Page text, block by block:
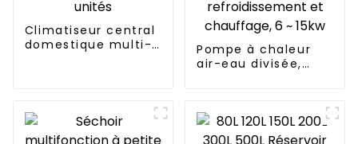
Climatiseur central
domestique multi-
Pompe à chaleur
air-eau divisée,
chauffage, 6 ~ 15kw